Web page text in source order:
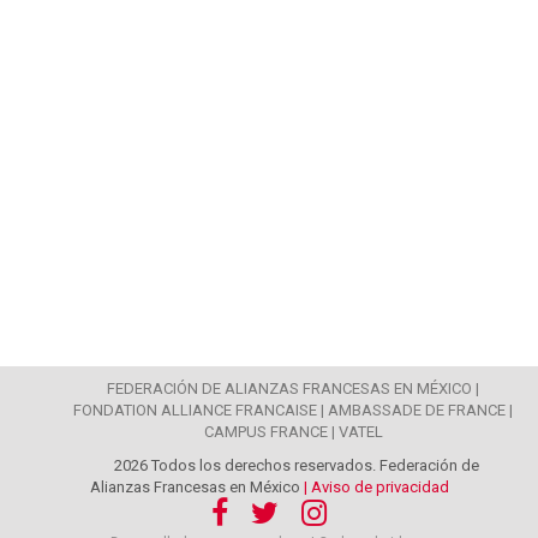
FEDERACIÓN DE ALIANZAS FRANCESAS EN MÉXICO |
FONDATION ALLIANCE FRANCAISE | AMBASSADE DE FRANCE |
CAMPUS FRANCE | VATEL
2026 Todos los derechos reservados. Federación de
Alianzas Francesas en México | Aviso de privacidad